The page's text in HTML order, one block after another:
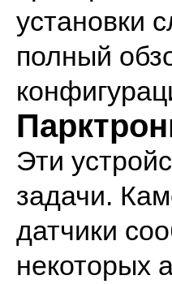
установки
полный
Эти
задачи.
датчики
некоторых